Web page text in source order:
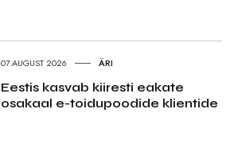
07.AUGUST 2026 ÄRI
Eestis kasvab kiiresti eakate
osakaal e-toidupoodide klientide